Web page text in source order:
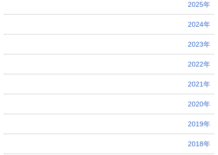
2025年
2024年
2023年
2022年
2021年
2020年
2019年
2018年